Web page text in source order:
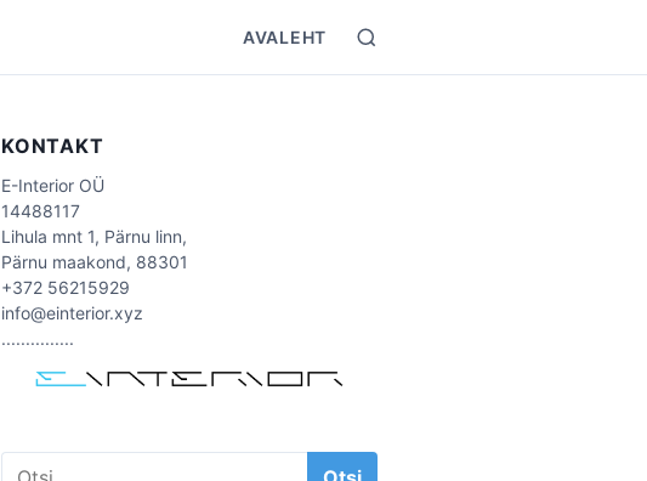
AVALEHT
S
e
KONTAKT
E-Interior OÜ
14488117
Lihula mnt 1, Pärnu linn,
Pärnu maakond, 88301
+372 56215929
info@einterior.xyz
...............